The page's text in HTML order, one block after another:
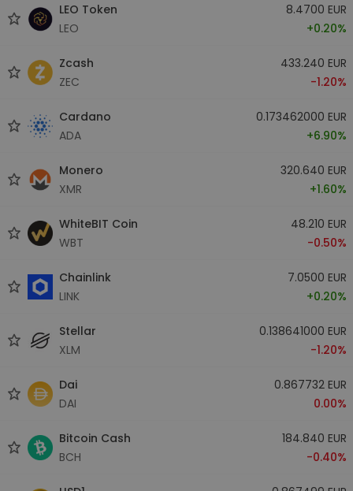
LEO Token
LEO
8.4700 EUR
+0.20%
Zcash
ZEC
433.240 EUR
-1.20%
Cardano
ADA
0.173462000 EUR
+6.90%
Monero
XMR
320.640 EUR
+1.60%
WhiteBIT Coin
WBT
48.210 EUR
-0.50%
Chainlink
LINK
7.0500 EUR
+0.20%
Stellar
XLM
0.138641000 EUR
-1.20%
Dai
DAI
0.867732 EUR
0.00%
Bitcoin Cash
BCH
184.840 EUR
-0.40%